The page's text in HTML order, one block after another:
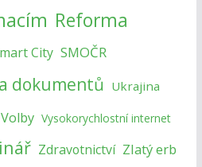
Reforma
City SMOČR
dokumentů Ukrajina
Volby Vysokorychlostní internet
Zdravotnictví Zlatý erb